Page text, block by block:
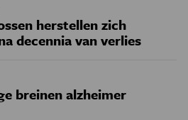
herstellen zich
decennia van verlies
breinen alzheimer